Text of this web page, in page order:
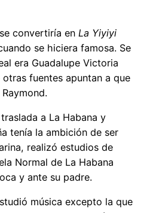
convertiría en La Yiyiyi
se hiciera famosa. Se
era Guadalupe Victoria
fuentes apuntan a que
a La Habana y
tenía la ambición de ser
realizó estudios de
Normal de La Habana
y ante su padre.
música excepto la que